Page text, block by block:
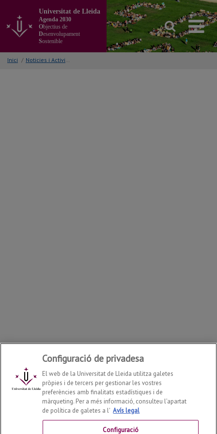
contingut
principal
la
pàgina
Universitat de Lleida
Agenda 2030
Objectius de
Desenvolupament
Sostenible
Inici / Noticies i Activitats/Accions
Agenda 2030 / Objectius de Desenvolupament
mediambient@udl.cat
Configuració de privadesa
El web de la Universitat de Lleida utilitza galetes
pròpies i de tercers per gestionar les vostres
preferències amb finalitats estadístiques i de
màrqueting. Per a més informació, consulteu l’apartat
de política de galetes a l' Avís legal
Configuració